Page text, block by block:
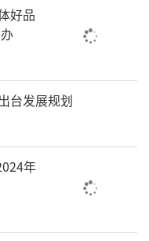
好品
台发展规划
年